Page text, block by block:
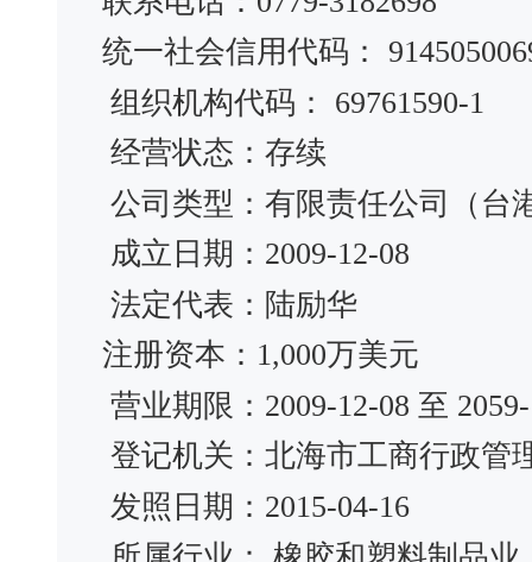
统一社会信用代码：
组织机构代码： 69761590-1
经营状态：存续
公司类型：有限责任公司（台
成立日期：2009-12-08
法定代表：陆励华
注册资本：1,000万美元
营业期限：2009-12-08 至
登记机关：北海市工商行政管
发照日期：2015-04-16